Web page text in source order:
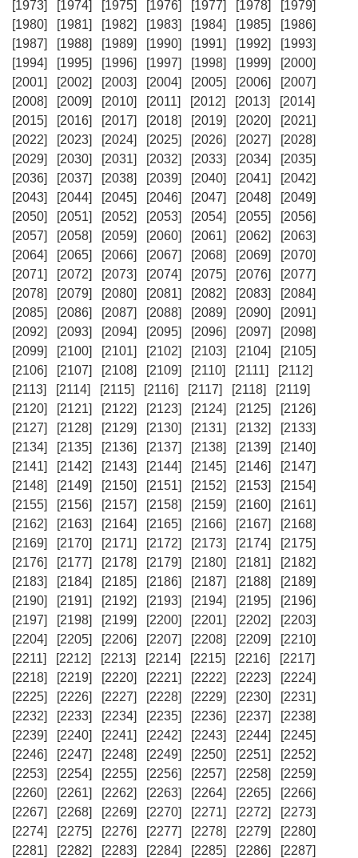
[1973] [1974] [1975] [1976] [1977] [1978]
[1979]
[1980]
[1981] [1982] [1983] [1984] [1985]
[1986]
[1987]
[1988] [1989] [1990] [1991] [1992]
[1993]
[1994]
[1995] [1996] [1997] [1998] [1999]
[2000]
[2001]
[2002] [2003] [2004] [2005] [2006]
[2007]
[2008]
[2009] [2010] [2011] [2012] [2013]
[2014]
[2015]
[2016] [2017] [2018] [2019] [2020]
[2021]
[2022]
[2023] [2024] [2025] [2026] [2027]
[2028]
[2029]
[2030] [2031] [2032] [2033] [2034]
[2035]
[2036]
[2037] [2038] [2039] [2040] [2041]
[2042]
[2043]
[2044] [2045] [2046] [2047] [2048]
[2049]
[2050]
[2051] [2052] [2053] [2054] [2055]
[2056]
[2057]
[2058] [2059] [2060] [2061] [2062]
[2063]
[2064]
[2065] [2066] [2067] [2068] [2069]
[2070]
[2071]
[2072] [2073] [2074] [2075] [2076]
[2077]
[2078]
[2079] [2080] [2081] [2082] [2083]
[2084]
[2085]
[2086] [2087] [2088] [2089] [2090]
[2091]
[2092]
[2093] [2094] [2095] [2096] [2097]
[2098]
[2099]
[2100] [2101] [2102] [2103] [2104]
[2105]
[2106]
[2107] [2108] [2109] [2110] [2111]
[2112]
[2113]
[2114] [2115] [2116] [2117] [2118]
[2119]
[2120]
[2121] [2122] [2123] [2124] [2125]
[2126]
[2127]
[2128] [2129] [2130] [2131] [2132]
[2133]
[2134]
[2135] [2136] [2137] [2138] [2139]
[2140]
[2141]
[2142] [2143] [2144] [2145] [2146]
[2147]
[2148]
[2149] [2150] [2151] [2152] [2153]
[2154]
[2155]
[2156] [2157] [2158] [2159] [2160]
[2161]
[2162]
[2163] [2164] [2165] [2166] [2167]
[2168]
[2169]
[2170] [2171] [2172] [2173] [2174]
[2175]
[2176]
[2177] [2178] [2179] [2180] [2181]
[2182]
[2183]
[2184] [2185] [2186] [2187] [2188]
[2189]
[2190]
[2191] [2192] [2193] [2194] [2195]
[2196]
[2197]
[2198] [2199] [2200] [2201] [2202]
[2203]
[2204]
[2205] [2206] [2207] [2208] [2209]
[2210]
[2211]
[2212] [2213] [2214] [2215] [2216]
[2217]
[2218]
[2219] [2220] [2221] [2222] [2223]
[2224]
[2225]
[2226] [2227] [2228] [2229] [2230]
[2231]
[2232]
[2233] [2234] [2235] [2236] [2237]
[2238]
[2239]
[2240] [2241] [2242] [2243] [2244]
[2245]
[2246]
[2247] [2248] [2249] [2250] [2251]
[2252]
[2253]
[2254] [2255] [2256] [2257] [2258]
[2259]
[2260]
[2261] [2262] [2263] [2264] [2265]
[2266]
[2267]
[2268] [2269] [2270] [2271] [2272]
[2273]
[2274]
[2275] [2276] [2277] [2278] [2279]
[2280]
[2281]
[2282] [2283] [2284] [2285] [2286]
[2287]